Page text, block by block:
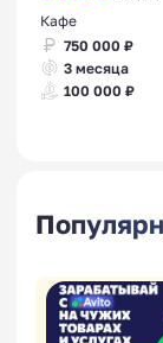
Кафе
750 000 ₽
3 месяца
100 000 ₽